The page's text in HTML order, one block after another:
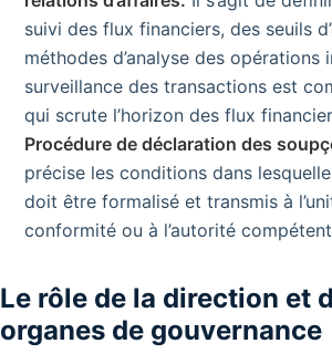
suivi des flux financiers, des seuils
méthodes d’analyse des opérations
surveillance des transactions est
qui scrute l’horizon des flux
Procédure de déclaration des
précise les conditions dans
doit être formalisé et transmis à
conformité ou à l’autorité
Le rôle de la direction et
organes de gouvernance